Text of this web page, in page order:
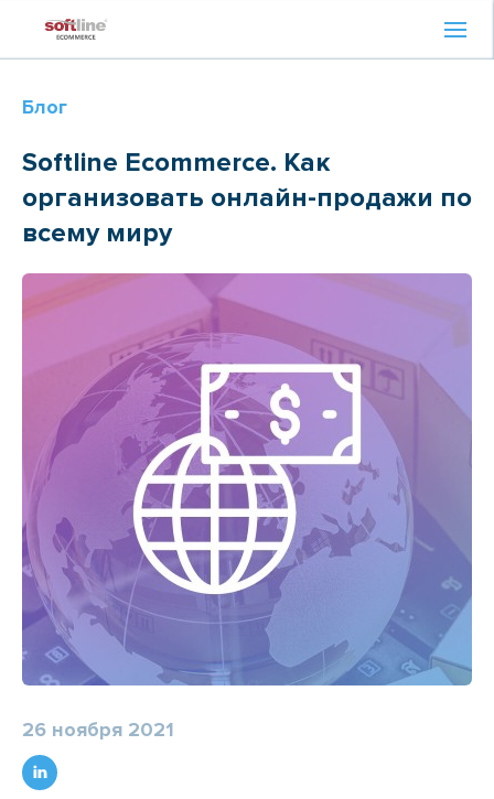
Блог
Softline Ecommerce. Как
организовать онлайн-продажи по
всему миру
26 ноября 2021